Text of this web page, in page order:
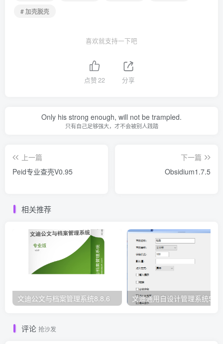
# 加壳脱壳
喜欢就支持一下吧
点赞22 分享
Only his strong enough, will not be trampled.
只有自己足够强大，才不会被别人践踏
上一篇
Peid专业查壳V0.95
下一篇
Obsidium1.7.5
相关推荐
文迪公文与档案管理系统8.8.6 文迪通用自设计管理系统
评论 抢沙发